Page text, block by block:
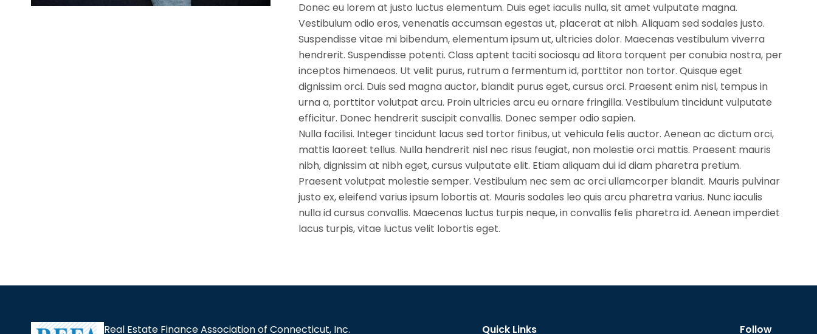
Donec eu lorem at justo luctus elementum. Duis eget iaculis nulla, sit amet vulputate magna.
Vestibulum odio eros, venenatis accumsan egestas ut, placerat at nibh. Aliquam sed sodales justo.
Suspendisse vitae mi bibendum, elementum ipsum ut, ultricies dolor. Maecenas vestibulum viverra
hendrerit. Suspendisse potenti. Class aptent taciti sociosqu ad litora torquent per conubia nostra, per
inceptos himenaeos. Ut velit purus, rutrum a fermentum id, porttitor non tortor. Quisque eget
dignissim orci. Duis sed magna auctor, blandit purus eget, cursus orci. Praesent enim nisl, tempus in
urna a, porttitor volutpat arcu. Proin ultricies arcu eu ornare fringilla. Vestibulum tincidunt vulputate
efficitur. Donec hendrerit suscipit convallis. Donec semper odio sapien.
Nulla facilisi. Integer tincidunt lacus sed tortor finibus, ut vehicula felis auctor. Aenean ac dictum orci,
mattis laoreet tellus. Nulla hendrerit nisl nec risus feugiat, non molestie orci mattis. Praesent mauris
nibh, dignissim at nibh eget, cursus vulputate elit. Etiam aliquam dui id diam pharetra pretium.
Praesent volutpat molestie semper. Vestibulum nec sem ac orci ullamcorper blandit. Mauris pulvinar
justo ex, eleifend varius ipsum lobortis at. Mauris sodales leo quis arcu pharetra varius. Nunc iaculis
nulla id cursus convallis. Maecenas luctus turpis neque, in convallis felis pharetra id. Aenean imperdiet
lacus turpis, vitae luctus velit lobortis eget.
Real Estate Finance Association of Connecticut, Inc. Quick Links Follow